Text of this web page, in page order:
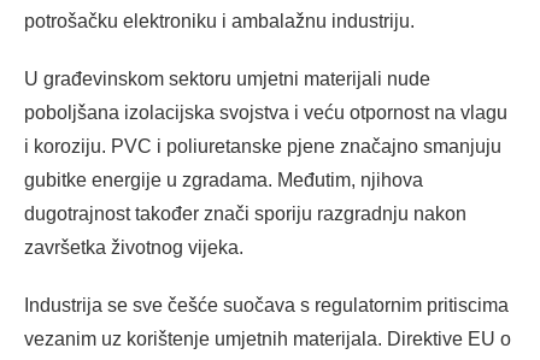
potrošačku elektroniku i ambalažnu industriju.
U građevinskom sektoru umjetni materijali nude
poboljšana izolacijska svojstva i veću otpornost na vlagu
i koroziju. PVC i poliuretanske pjene značajno smanjuju
gubitke energije u zgradama. Međutim, njihova
dugotrajnost također znači sporiju razgradnju nakon
završetka životnog vijeka.
Industrija se sve češće suočava s regulatornim pritiscima
vezanim uz korištenje umjetnih materijala. Direktive EU o